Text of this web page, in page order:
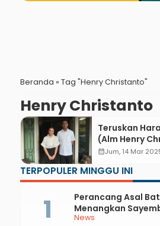
Beranda » Tag "Henry Christanto"
Henry Christanto
Teruskan
(Alm Henry
Selalu Berbagi
calendar_monthJum, 14 Mar
TERPOPULER MINGGU INI
News
Perancang Asal
Menangkan
Jadi ke-397